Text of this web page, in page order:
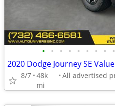
• • • • • • • • •
2020 Dodge Journey SE Value
8/7 48k
mi